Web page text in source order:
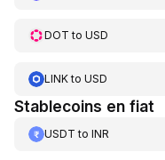
DOT to USD
LINKto USD
Stablecoins en fiat
USDT to INR